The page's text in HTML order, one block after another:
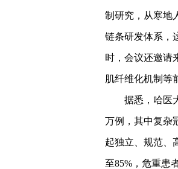
制研究，从寒地
链条研发体系，
时，会议还邀请
肌纤维化机制等
据悉，哈医
万例，其中复杂
起独立、规范、
至85%，危重患